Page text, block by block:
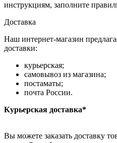
инструкциям, заполните
Доставка
Наш интернет-магазин
доставки:
курьерская;
самовывоз из магазина;
постаматы;
почта России.
Курьерская доставка*
Вы можете заказать доставку